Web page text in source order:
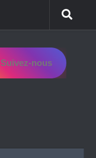
Suivez-nous